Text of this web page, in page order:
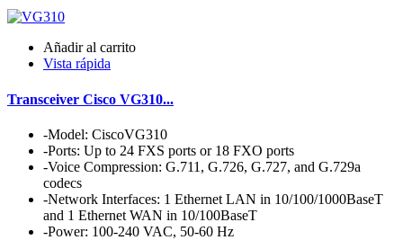
Añadir al carrito
Vista rápida
Transceiver Cisco VG310...
-Model: CiscoVG310
-Ports: Up to 24 FXS ports or 18 FXO ports
-Voice Compression: G.711, G.726, G.727, and G.729a
codecs
-Network Interfaces: 1 Ethernet LAN in 10/100/1000BaseT
and 1 Ethernet WAN in 10/100BaseT
-Power: 100-240 VAC, 50-60 Hz